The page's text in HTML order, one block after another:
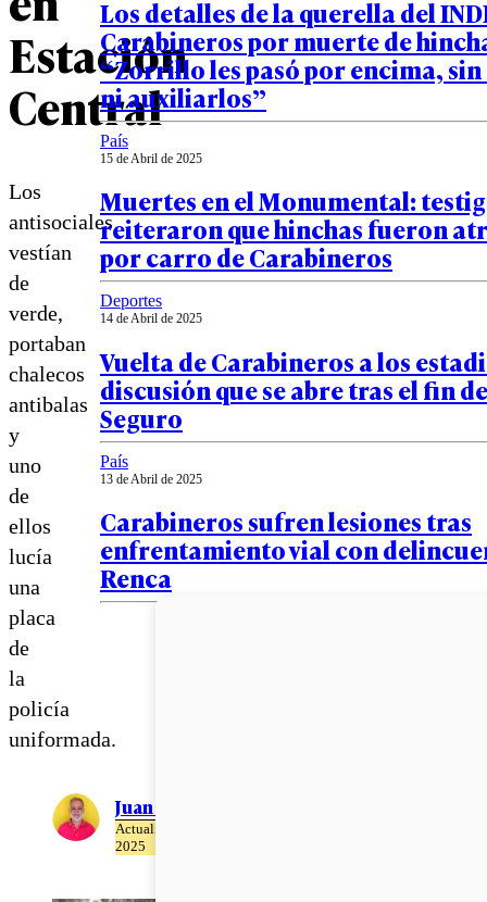
Estación
Central
Los
antisociales
vestían
de
verde,
portaban
chalecos
antibalas
y
uno
de
ellos
lucía
una
placa
de
la
policía
uniformada.
Juan Pablo Ernst
Actualizado el 22 de Abril del
2025
Los detalles de la querella del
Carabineros por muerte de
“Zorrillo les pasó por encima,
ni auxiliarlos”
País
15 de Abril de 2025
Muertes en el Monumental:
reiteraron que hinchas fueron
por carro de Carabineros
Deportes
14 de Abril de 2025
Vuelta de Carabineros a los
discusión que se abre tras el fin
Seguro
País
13 de Abril de 2025
Carabineros sufren lesiones tras
enfrentamiento vial con
Renca